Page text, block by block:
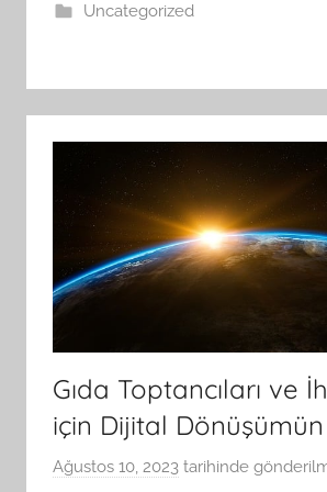
Uncategorized
Gıda Toptancıları ve
için Dijital
Ağustos 10, 2023 tarihinde